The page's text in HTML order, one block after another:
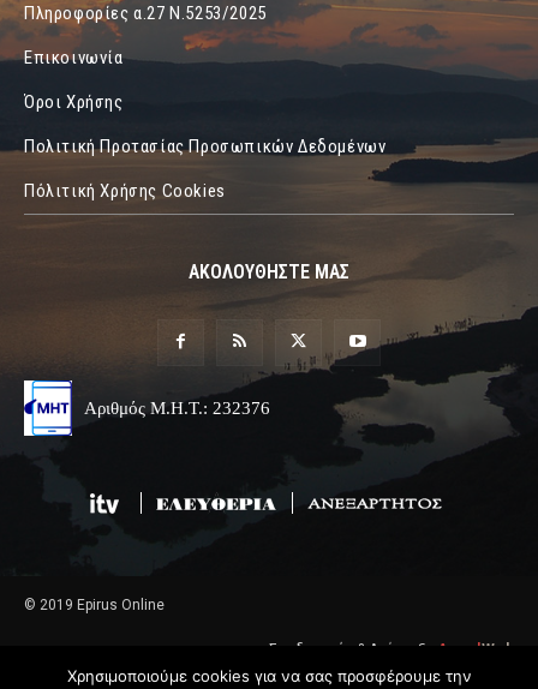
Πληροφορίες α.27 Ν.5253/2025
Επικοινωνία
Όροι Χρήσης
Πολιτική Προτασίας Προσωπικών Δεδομένων
Πόλιτική Χρήσης Cookies
ΑΚΟΛΟΥΘΗΣΤΕ ΜΑΣ
Αριθμός Μ.Η.Τ.: 232376
© 2019 Epirus Online
Σχεδιασμός & Ανάπτυξη AngelWeb
Χρησιμοποιούμε cookies για να σας προσφέρουμε την